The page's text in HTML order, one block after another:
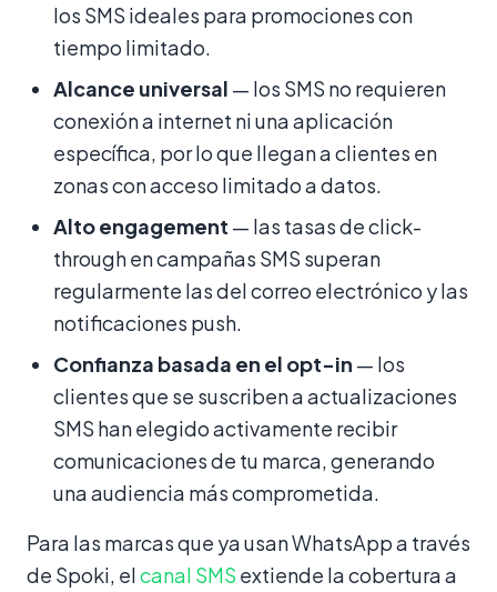
los SMS ideales para promociones con
tiempo limitado.
Alcance universal — los SMS no requieren
conexión a internet ni una aplicación
específica, por lo que llegan a clientes en
zonas con acceso limitado a datos.
Alto engagement — las tasas de click-
through en campañas SMS superan
regularmente las del correo electrónico y las
notificaciones push.
Confianza basada en el opt-in — los
clientes que se suscriben a actualizaciones
SMS han elegido activamente recibir
comunicaciones de tu marca, generando
una audiencia más comprometida.
Para las marcas que ya usan WhatsApp a través
de Spoki, elcanal SMS extiende la cobertura a